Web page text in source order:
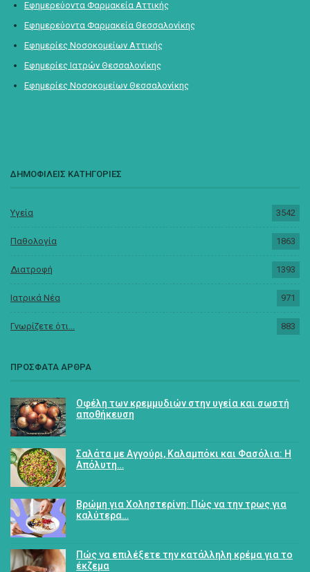
Εφημερεύοντα Φαρμακεία Αττικής
Εφημερεύοντα Φαρμακεία Θεσσαλονίκης
Εφημερίες Νοσοκομείων Αττικής
Εφημερίες Ιατρών Θεσσαλονίκης
Εφημερίες Νοσοκομείων Θεσσαλονίκης
ΔΗΜΟΦΙΛΕΙΣ ΚΑΤΗΓΟΡΙΕΣ
Υγεία 3542
Παθολογία 1863
Διατροφή 1393
Ιατρικά Νέα 971
Γνωρίζετε ότι... 883
ΠΡΟΣΦΑΤΑ ΑΡΘΡΑ
Οφέλη των κρεμμυδιών στην υγεία και σωστή
αποθήκευση
Σαλάτα με Αγγούρι, Καλαμπόκι και Φασόλια: Η
Απόλυτη…
Βρώμη για Χοληστερίνη: Πώς να την τρως για
καλύτερα…
Πώς να επιλέξετε την κατάλληλη κρέμα για το
έκζεμα